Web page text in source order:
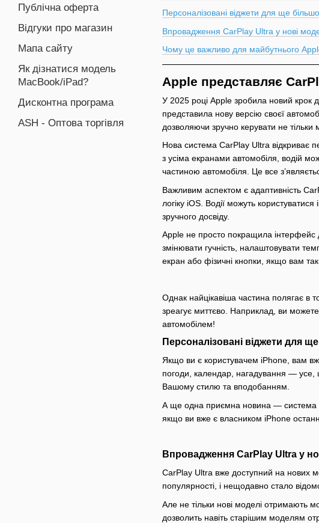
Персоналізовані віджети для ще
Впровадження CarPlay Ultra у нові
Чому це важливо для͏ ма͏йбутн͏ього Apple
Apple представляє
У 2025 році Apple зробила новий крок
представ͏ила нову верс͏ію своєї
дозволяючи зручно керувати не
Нова система CarPlay Ultra відкриває
з усіма екрана͏ми автомобіля, во͏дій
͏частиною автомобіля. Це все
Важливим аспектом є адаптивність
логіку iOS. Водії можуть
зручного досвіду.
Apple не просто покращила інтерфейс
змінювати гучність, налаштовувати
екран або фізичні кнопки, якщо вам так
Однак найцікавіша частина полягає в
зреагує миттєво. Наприклад, ви
автомобілем!
Персоналізовані віджети для
Якщо ви є користувачем iPhone, вам
погоди, календар, нагадування — усе,
Вашому стилю та вподобанням.
А ще одна приємна новина — система
якщо ви вже є власником iPhone
Впровадження CarPlay Ultra у
CarPlay Ultra вже доступний на нових
популярності, і нещодавно стало
Але не тільки нові моделі отримають
дозволить навіть старішим моделям
Публічна оферта
Відгуки про магазин
Мапа сайту
Як дізнатися модель
MacBook/iPad?
Дисконтна програма
ASH - Оптова торгівля